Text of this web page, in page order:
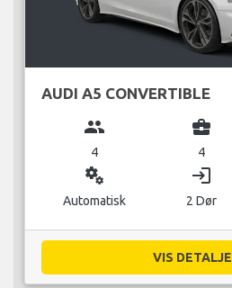
AUDI A5 CONVERTIBLE
group
4
business_center
4
miscellaneous_services
Automatisk
login
2 Dør
VIS